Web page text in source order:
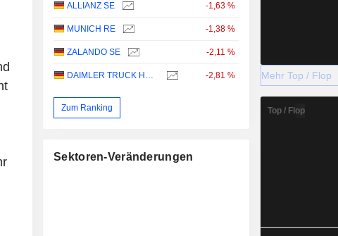
ALLIANZ SE -1,63 %
MUNICH RE -1,38 %
ZALANDO SE -2,11 %
DAIMLER TRUCK HOLDING AG -2,81 %
Zum Ranking
Sektoren-Veränderungen
Mehr Top / Flop
Top / Flop